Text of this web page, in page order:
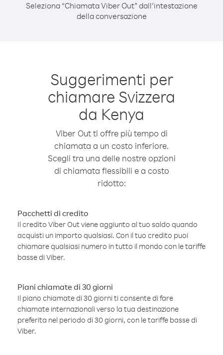
Seleziona “Chiamata Viber Out” dall’intestazione
della conversazione
Suggerimenti per
chiamare Svizzera
da Kenya
Viber Out ti offre più tempo di
chiamata a un costo inferiore.
Scegli tra una delle nostre opzioni
di chiamata flessibili e a costo
ridotto:
Pacchetti di credito
Il credito Viber Out viene aggiunto al tuo saldo quando
acquisti un importo qualsiasi. Con il tuo credito puoi
chiamare qualsiasi numero in tutto il mondo con le tariffe
basse di Viber.
Piani chiamate di 30 giorni
Il piano chiamate di 30 giorni ti consente di fare
chiamate internazionali verso la tua destinazione
preferita nel periodo di 30 giorni, con le tariffe basse di
Viber.